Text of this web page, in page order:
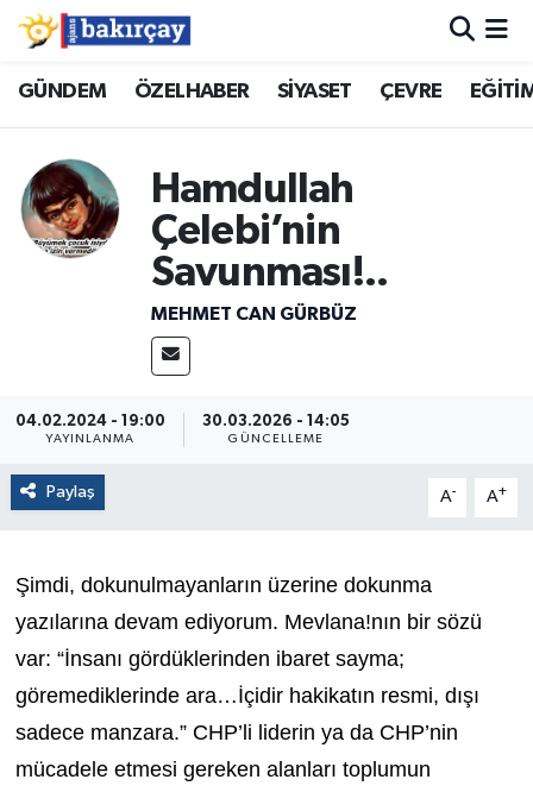
GÜNDEM ÖZELHABER SİYASET ÇEVRE
Hamdullah
Çelebi’nin
Savunması!..
MEHMET CAN GÜRBÜZ
04.02.2024 - 19:00
YAYINLANMA
30.03.2026 - 14:05
GÜNCELLEME
Paylaş A- A+
Şimdi, dokunulmayanların üzerine dokunma
yazılarına devam ediyorum. Mevlana!nın bir sözü
var: “İnsanı gördüklerinden ibaret sayma;
göremediklerinde ara…İçidir hakikatın resmi, dışı
sadece manzara.” CHP’li liderin ya da CHP’nin
mücadele etmesi gereken alanları toplumun
İzmir Nöbetçi Eczaneler
İzmir Namaz Vakitleri
İzmir Trafik Yoğunluk Haritası
Süper Lig Puan Durumu ve Fikstür
Son Dakika Haberleri
Haber Arşivi